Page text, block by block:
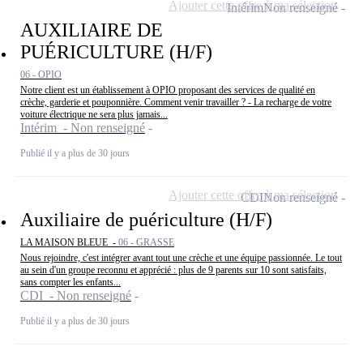
AUXILIAIRE DE
PUÉRICULTURE (H/F)
06 - OPIO
Notre client est un établissement à OPIO proposant des services de qualité en
crèche, garderie et pouponnière. Comment venir travailler ? - La recharge de votre
voiture électrique ne sera plus jamais...
Intérim - Non renseigné
Publié il y a plus de 30 jours
IntérimNon renseigné
Ajouter cette offre à ma sélection
Auxiliaire de puériculture (H/F)
LA MAISON BLEUE - 06 - GRASSE
Nous rejoindre, c'est intégrer avant tout une crèche et une équipe passionnée. Le tout
au sein d'un groupe reconnu et apprécié : plus de 9 parents sur 10 sont satisfaits,
sans compter les enfants...
CDI - Non renseigné
Publié il y a plus de 30 jours
CDINon renseigné
Ajouter cette offre à ma sélection